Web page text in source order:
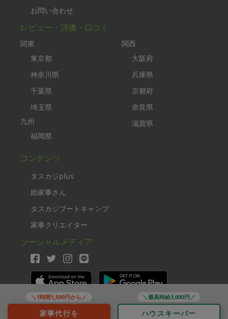
＼1時間1,500円から／
家事代行を
＼最高時給3,000円／
ハウスキーパー
お問い合わせ
レビュー・評価・口コミ
関東
東京都
神奈川県
千葉県
埼玉県
九州
福岡県
関西
大阪府
兵庫県
京都府
奈良県
滋賀県
コンテンツ
タスカジplus
助家事さん
タスカジブートキャンプ
家事クリエイター
ソーシャルメディア